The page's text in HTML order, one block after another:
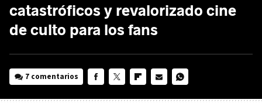
catastróficos y revalorizado cine
de culto para los fans
7 comentarios